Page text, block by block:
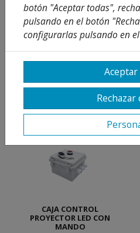
LAMPARA LED 20
WATT BLANCO
Añadir al
CAJA CONTROL
PROYECTOR LED CON
MANDO
botón "Aceptar todas",
pulsando en el botón
configurarlas pulsando en
Aceptar
Rechazar